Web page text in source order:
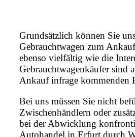
Grundsätzlich können Sie
Gebrauchtwagen zum
ebenso vielfältig wie die
Gebrauchtwagenkäufer sind
Ankauf infrage kommenden
Bei uns müssen Sie nicht
Zwischenhändlern oder
bei der Abwicklung
Autohandel in Erfurt durch